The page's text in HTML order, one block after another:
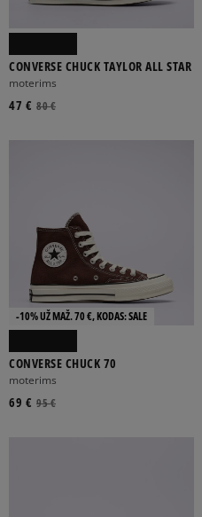
CONVERSE CHUCK TAYLOR ALL STAR
moterims
80 €
47 €
-10% UŽ MAŽ. 70 €, KODAS: SALE
CONVERSE CHUCK 70
moterims
95 €
69 €